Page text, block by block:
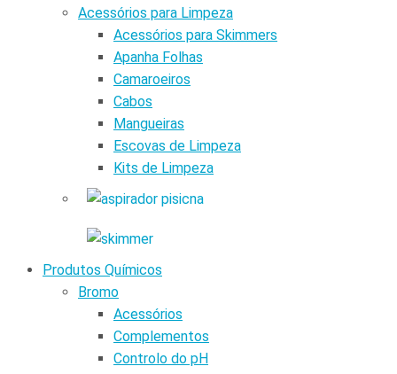
Acessórios para Limpeza
Acessórios para Skimmers
Apanha Folhas
Camaroeiros
Cabos
Mangueiras
Escovas de Limpeza
Kits de Limpeza
Produtos Químicos
Bromo
Acessórios
Complementos
Controlo do pH